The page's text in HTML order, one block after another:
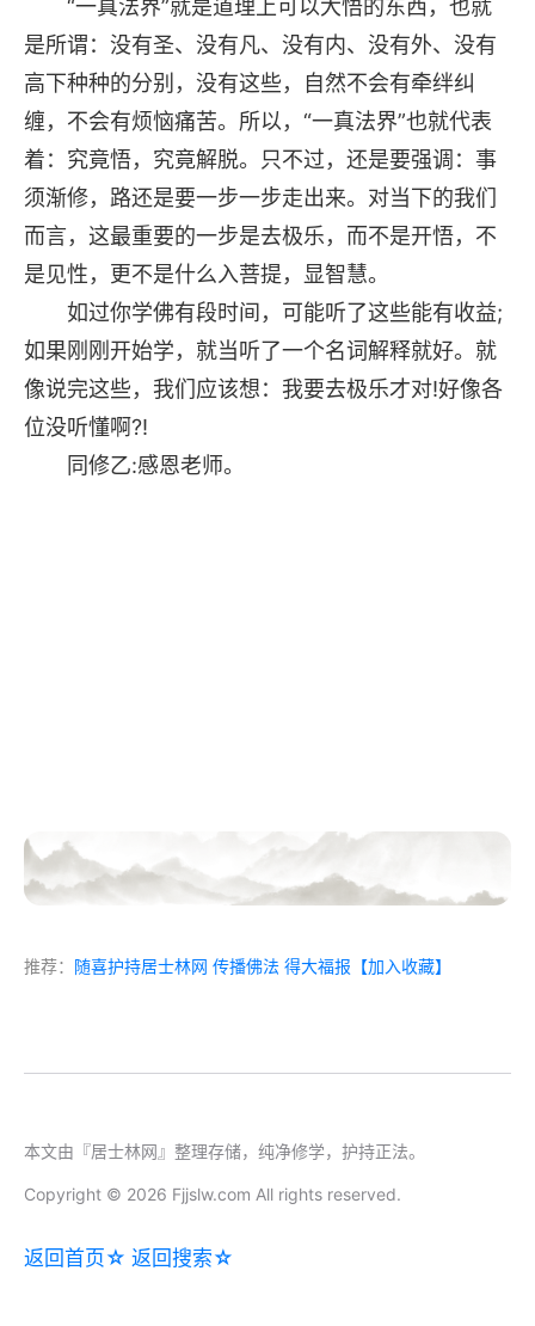
“一真法界”就是道理上可以大悟的东西，也就
是所谓：没有圣、没有凡、没有内、没有外、没有
高下种种的分别，没有这些，自然不会有牵绊纠
缠，不会有烦恼痛苦。所以，“一真法界”也就代表
着：究竟悟，究竟解脱。只不过，还是要强调：事
须渐修，路还是要一步一步走出来。对当下的我们
而言，这最重要的一步是去极乐，而不是开悟，不
是见性，更不是什么入菩提，显智慧。
如过你学佛有段时间，可能听了这些能有收益;
如果刚刚开始学，就当听了一个名词解释就好。就
像说完这些，我们应该想：我要去极乐才对!好像各
位没听懂啊?!
同修乙:感恩老师。
推荐： 随喜护持居士林网 传播佛法 得大福报 【加入收藏】
本文由『居士林网』整理存储，纯净修学，护持正法。
Copyright © 2026 Fjjslw.com All rights reserved.
返回首页☆ 返回搜索☆